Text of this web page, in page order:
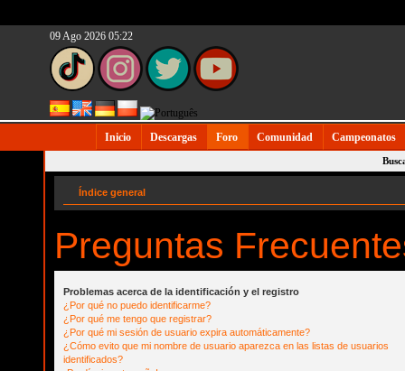
09 Ago 2026 05:22
Inicio Descargas Foro Comunidad Campeonatos
Índice general
Preguntas
Problemas acerca de la identificación y el registro
¿Por qué no puedo identificarme?
¿Por qué me tengo que registrar?
¿Por qué mi sesión de usuario expira automáticamente?
¿Cómo evito que mi nombre de usuario aparezca en las listas de usuarios
identificados?